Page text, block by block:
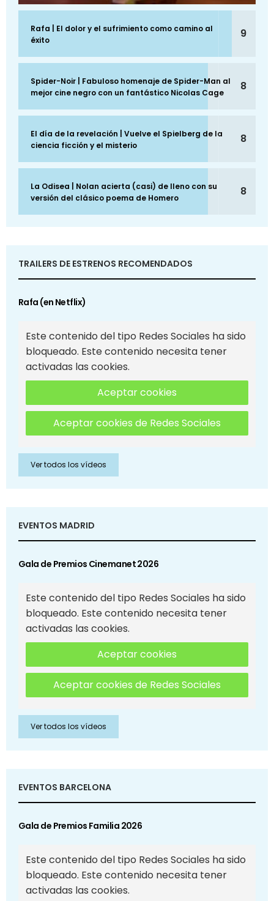
Rafa | El dolor y el sufrimiento como camino al
éxito
9
Spider-Noir | Fabuloso homenaje de Spider-Man al
mejor cine negro con un fantástico Nicolas Cage
8
El día de la revelación | Vuelve el Spielberg de la
ciencia ficción y el misterio
8
La Odisea | Nolan acierta (casi) de lleno con su
versión del clásico poema de Homero
8
TRAILERS DE ESTRENOS RECOMENDADOS
Rafa (en Netflix)
Este contenido del tipo Redes Sociales ha sido
bloqueado. Este contenido necesita tener
activadas las cookies.
Aceptar cookies
Aceptar cookies de Redes Sociales
Ver todos los vídeos
EVENTOS MADRID
Gala de Premios Cinemanet 2026
Este contenido del tipo Redes Sociales ha sido
bloqueado. Este contenido necesita tener
activadas las cookies.
Aceptar cookies
Aceptar cookies de Redes Sociales
Ver todos los vídeos
EVENTOS BARCELONA
Gala de Premios Familia 2026
Este contenido del tipo Redes Sociales ha sido
bloqueado. Este contenido necesita tener
activadas las cookies.